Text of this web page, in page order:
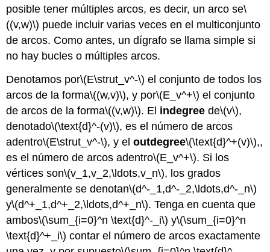
posible tener múltiples arcos, es decir, un arco se\
((v,w)\) puede incluir varias veces en el multiconjunto
de arcos. Como antes, un dígrafo se llama simple si
no hay bucles o múltiples arcos.
Denotamos por\(E\strut_v^-\) el conjunto de todos los
arcos de la forma\((w,v)\), y por\(E_v^+\) el conjunto
de arcos de la forma\((v,w)\). El indegree de\(v\),
denotado\(\text{d}^-(v)\), es el número de arcos
adentro\(E\strut_v^-\), y eloutdegree\(\text{d}^+(v)\),,
es el número de arcos adentro\(E_v^+\). Si los
vértices son\(v_1,v_2,\ldots,v_n\), los grados
generalmente se denotan\(d^-_1,d^-_2,\ldots,d^-_n\)
y\(d^+_1,d^+_2,\ldots,d^+_n\). Tenga en cuenta que
ambos\(\sum_{i=0}^n \text{d}^-_i\) y\(\sum_{i=0}^n
\text{d}^+_i\) contar el número de arcos exactamente